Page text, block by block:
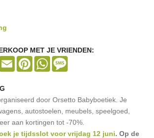
MET JE VRIENDEN:
Email PinterestWhatsApp
door Orsetto Babyboetiek. Je
autostoelen, meubels, speelgoed,
aan kortingen tot -70%.
je tijdsslot voor vrijdag 12 juni. Op de